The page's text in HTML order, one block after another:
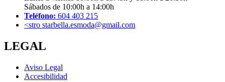
Sábados de 10:00h a 14:00h
Teléfono: 604 403 215
<stro starbella.esmoda@gmail.com
LEGAL
Aviso Legal
Accesibilidad